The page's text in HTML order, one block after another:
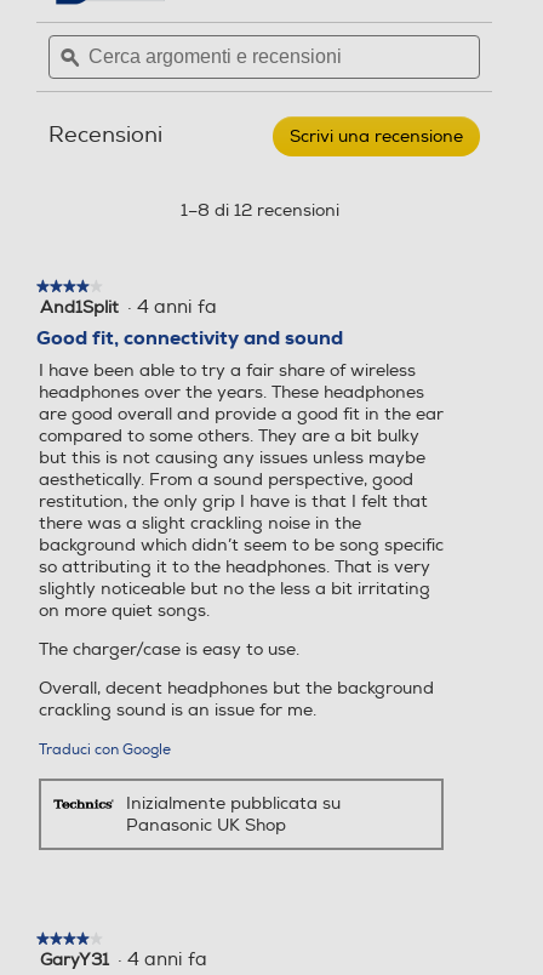
H: 26mm, W: 22mm, D: 24mm,
Weight: 5g. Auricolare (un solo
lato: sx e dx sono uguali)
Ascolta ogni dettaglio
Il design esclusivo della camera acustica,
dell’armonizzatore e dei driver da 6 mm Technics
offrono un suono chiaro con un senso di
ampiezza e profondità. Lasciati conquistare da
sfumature sonore e bassi definiti e dettagliati.
Telefonate sempre chiare
Con 6 microfoni individuali e la tecnologia per la
riduzione del rumore del vento all'avanguardia,
gli auricolari AZ40 trasmettono chiaramente la
voce in ogni telefonata. La funzione
JustMyVoice™ isola e amplifica le parole
riducendo al minimo i rumori circostanti.
*Caratteristica in continuo sviluppo; le condizioni ambientali
variabili possono influire sulle prestazioni
Comfort ovunque vai
perfettamente alle tue orecchie grazie alla
possibilità di scegliere fra 4 cuscinetti in silicone
s
i
o
per
PANASONIC
-
AZ40E-
Silver
Cerca
argomenti
e
ϙ
Recensioni Scrivi una recensione
Questa
1–8 di 12 recensioni
★★★★★
★★★★★
4
5
stelle.
And1Split · 4 anni fa
Good fit, connectivity and sound
I have been able to try a fair share of wireless
headphones over the years. These headphones
are good overall and provide a good fit in the ear
compared to some others. They are a bit bulky
but this is not causing any issues unless maybe
aesthetically. From a sound perspective, good
restitution, the only grip I have is that I felt that
there was a slight crackling noise in the
background which didn’t seem to be song specific
so attributing it to the headphones. That is very
slightly noticeable but no the less a bit irritating
on more quiet songs.
The charger/case is easy to use.
Overall, decent headphones but the background
crackling sound is an issue for me.
Traduci con Google
Inizialmente pubblicata su
Panasonic UK Shop
★★★★★
★★★★★
4GaryY31 · 4 anni fa